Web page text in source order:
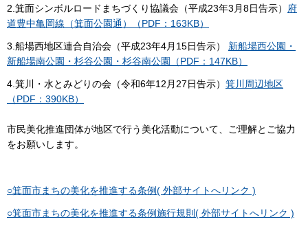
2.箕面シンボルロードまちづくり協議会（平成23年3月8日告示） 府
道豊中亀岡線（箕面公園通）（PDF：163KB）
3.船場西地区連合自治会（平成23年4月15日告示） 新船場西公園・
新船場南公園・杉谷公園・杉谷南公園（PDF：147KB）
4.箕川・水とみどりの会（令和6年12月27日告示） 箕川周辺地区
（PDF：390KB）
市民美化推進団体が地区で行う美化活動について、ご理解とご協力
をお願いします。
○箕面市まちの美化を推進する条例( 外部サイトへリンク )
○箕面市まちの美化を推進する条例施行規則( 外部サイトへリンク )